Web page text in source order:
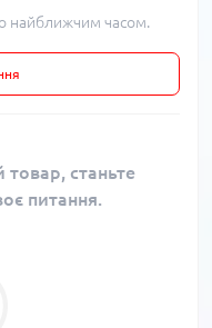
найближчим часом.
станьте
питання.